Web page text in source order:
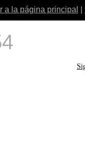
Ir a la página principal